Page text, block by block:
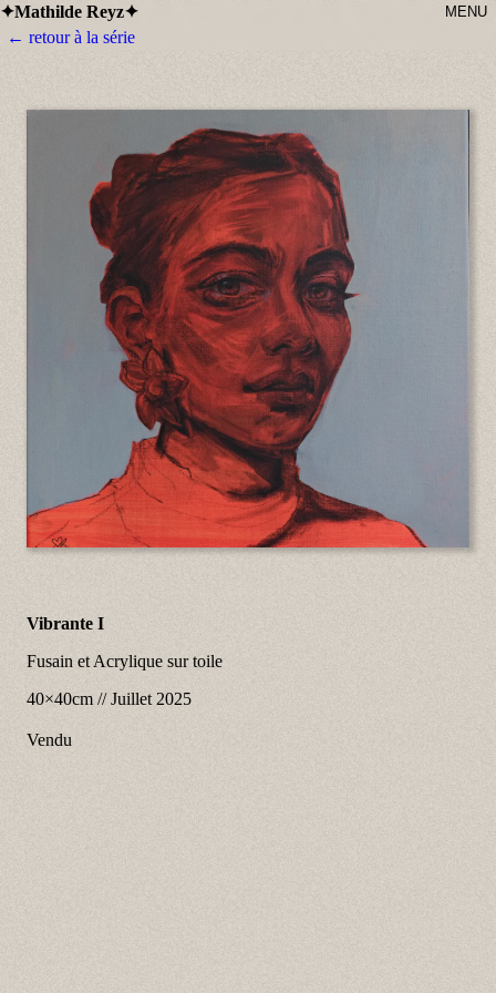
✦Mathilde Reyz✦ MENU
← retour à la série
Vibrante I
Fusain et Acrylique sur toile
40×40cm //Juillet 2025
Vendu